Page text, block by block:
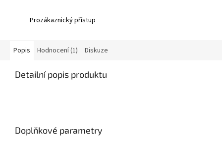
Prozákaznický přístup
Popis Hodnocení (1) Diskuze
Detailní popis produktu
Doplňkové parametry